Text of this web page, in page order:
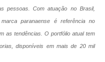
pessoas. Com atuação no Brasil,
paranaense é referência no
as tendências. O portfólio atual tem
disponíveis em mais de 20 mil